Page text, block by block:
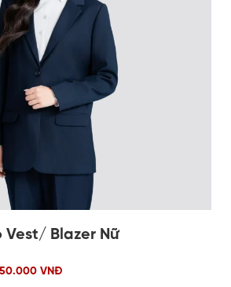
Blazer Nữ
VNĐ